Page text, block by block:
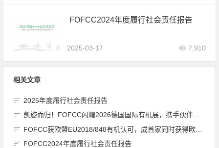
FOFCC2024年度履行社会责任报告
2025-03-17 7,910
相关文章
2025年度履行社会责任报告
凯旋而归！FOFCC闪耀2026德国国际有机展，携手伙伴共拓全球有机新未来
FOFCC获欧盟EU2018/848有机认可，成首家同时获得欧盟、北美、日本有机认可的中国内资认证机构
FOFCC2024年度履行社会责任报告